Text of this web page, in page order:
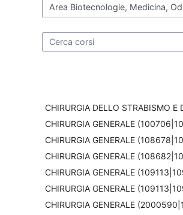
Categorie di corso
Cerca corsi
CHIRURGIA DELLO STRABISMO
CHIRURGIA GENERALE
CHIRURGIA GENERALE
CHIRURGIA GENERALE
CHIRURGIA GENERALE
CHIRURGIA GENERALE
CHIRURGIA GENERALE